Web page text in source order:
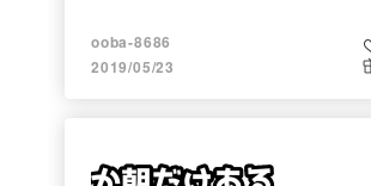
ooba-8686
2019/05/23